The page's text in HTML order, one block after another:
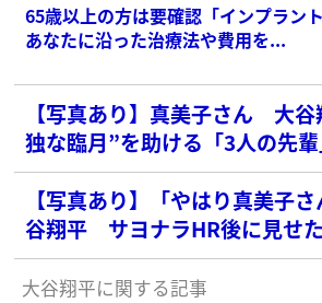
65歳以上の方は要確認「インプラン
あなたに沿った治療法や費用を...
【写真あり】真美子さん 大
独な臨月”を助ける「3人の先輩
【写真あり】「やはり真美子
谷翔平 サヨナラHR後に見せ
草”にファン悶絶
大谷翔平に関する記事